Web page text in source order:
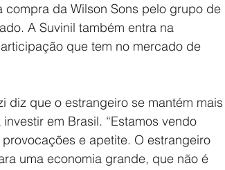
da Wilson Sons pelo grupo de
A Suvinil também entra na
que tem no mercado de
diz que o estrangeiro se mantém mais
em Brasil. “Estamos vendo
e apetite. O estrangeiro
uma economia grande, que não é